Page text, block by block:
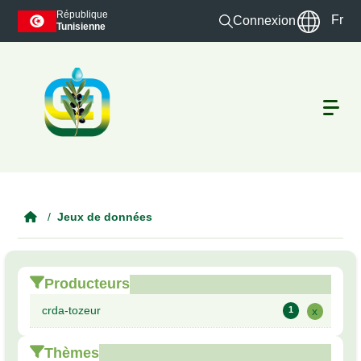
Skip to main content
République
Tunisienne
Connexion Fr
Jeux de données
Producteurs
crda-tozeur 1 x
Thèmes